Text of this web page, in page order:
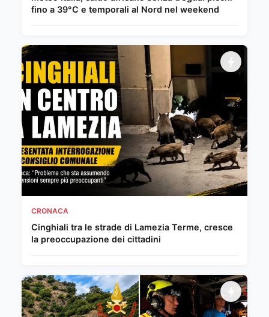
fino a 39°C e temporali al Nord nel weekend
CRONACA
Cinghiali tra le strade di Lamezia Terme, cresce
la preoccupazione dei cittadini